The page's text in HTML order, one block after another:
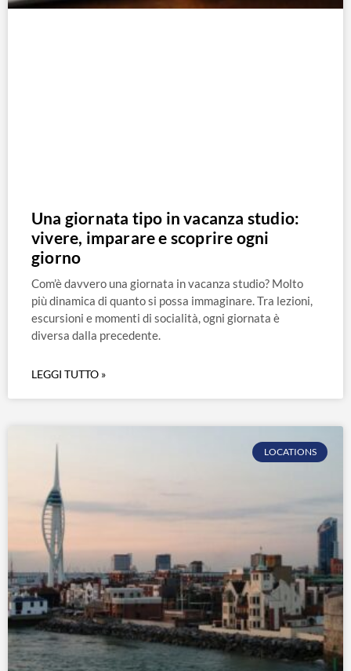
Una giornata tipo in vacanza studio:
vivere, imparare e scoprire ogni
giorno
Com’è davvero una giornata in vacanza studio? Molto
più dinamica di quanto si possa immaginare. Tra lezioni,
escursioni e momenti di socialità, ogni giornata è
diversa dalla precedente.
LEGGI TUTTO »
LOCATIONS